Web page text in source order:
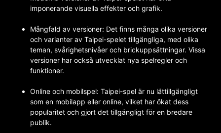
imponerande visuella effekter och grafik.
Mångfald av versioner: Det finns många olika versioner
och varianter av Taipei-spelet tillgängliga, med olika
teman, svårighetsnivåer och brickuppsättningar. Vissa
versioner har också utvecklat nya spelregler och
funktioner.
Online och mobilspel: Taipei-spel är nu lättillgängligt
som en mobilapp eller online, vilket har ökat dess
popularitet och gjort det tillgängligt för en bredare
publik.